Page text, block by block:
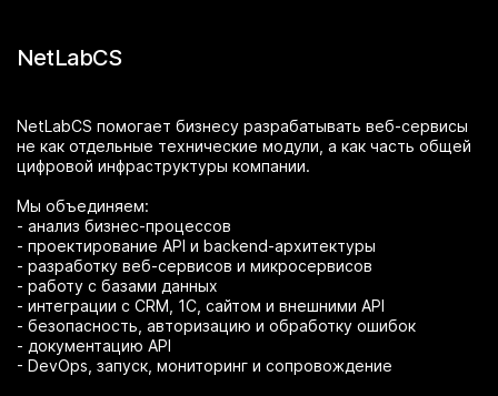
NetLabCS
NetLabCS помогает бизнесу разрабатывать веб-сервисы
не как отдельные технические модули, а как часть общей
цифровой инфраструктуры компании.
Мы объединяем:
- анализ бизнес-процессов
- проектирование API и backend-архитектуры
- разработку веб-сервисов и микросервисов
- работу с базами данных
- интеграции с CRM, 1С, сайтом и внешними API
- безопасность, авторизацию и обработку ошибок
- документацию API
- DevOps, запуск, мониторинг и сопровождение